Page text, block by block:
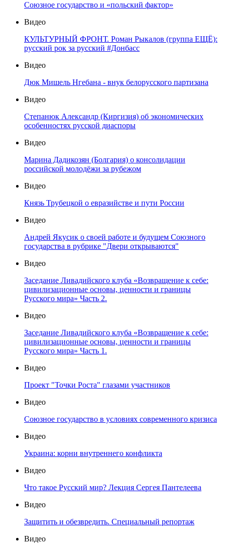
Союзное государство и «польский фактор»
Видео
КУЛЬТУРНЫЙ ФРОНТ. Роман Рыкалов (группа ЕЩЁ):
русский рок за русский #Донбасс
Видео
Дюк Мишель Нгебана - внук белорусского партизана
Видео
Степанюк Александр (Киргизия) об экономических
особенностях русской диаспоры
Видео
Марина Дадикозян (Болгария) о консолидации
российской молодёжи за рубежом
Видео
Князь Трубецкой о евразийстве и пути России
Видео
Андрей Якусик о своей работе и будущем Союзного
государства в рубрике "Двери открываются"
Видео
Заседание Ливадийского клуба «Возвращение к себе:
цивилизационные основы, ценности и границы
Русского мира» Часть 2.
Видео
Заседание Ливадийского клуба «Возвращение к себе:
цивилизационные основы, ценности и границы
Русского мира» Часть 1.
Видео
Проект "Точки Роста" глазами участников
Видео
Союзное государство в условиях современного кризиса
Видео
Украина: корни внутреннего конфликта
Видео
Что такое Русский мир? Лекция Сергея Пантелеева
Видео
Защитить и обезвредить. Специальный репортаж
Видео